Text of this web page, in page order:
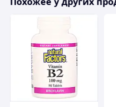
Пиридоксина гидрохлорид
Цианокобаламин (витамин
Фолиевая кислота – 0,5 мг,
Таурин – 90 мг,
dl-альфа-токоферол
Кальция гидрофосфат
Биотин – 1 мг,
Очищенный соевый
Хранение: